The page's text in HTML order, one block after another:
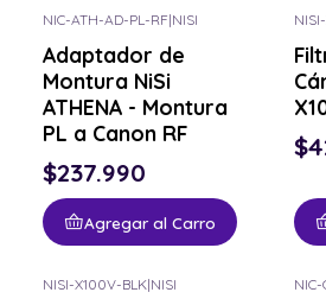
NIC-ATH-AD-PL-RF|NISI
Adaptador de
Montura NiSi
ATHENA - Montura
PL a Canon RF
$237.990
Agregar al Carro
NISI-X100V-BLK|NISI